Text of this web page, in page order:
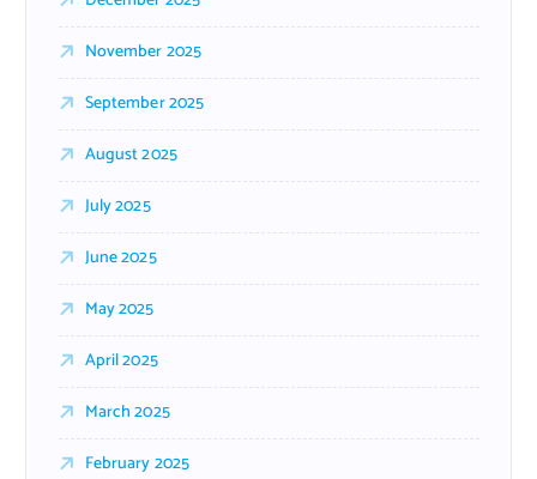
November 2025
September 2025
August 2025
July 2025
June 2025
May 2025
April 2025
March 2025
February 2025